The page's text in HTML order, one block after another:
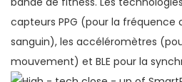
capteurs PPG (pour la fréquence
sanguin), les accéléromètres
mouvement) et BLE pour la